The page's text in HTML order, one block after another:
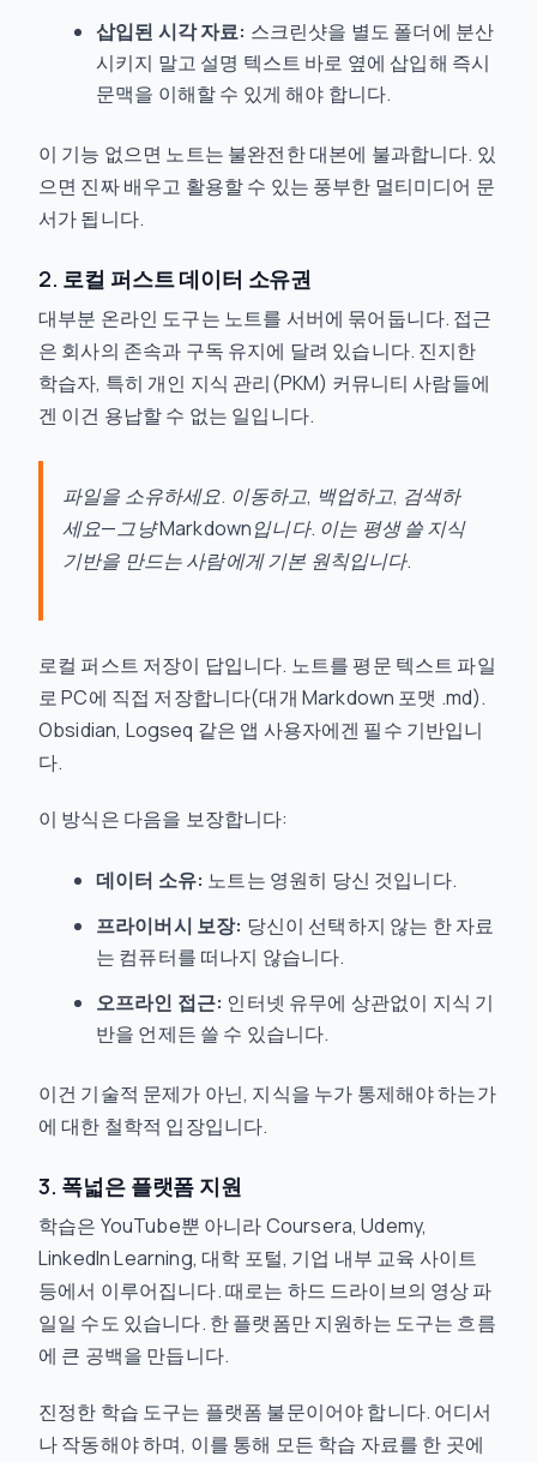
삽입된 시각 자료: 스크린샷을 별도 폴더에 분산
시키지 말고 설명 텍스트 바로 옆에 삽입해 즉시
문맥을 이해할 수 있게 해야 합니다.
이 기능 없으면 노트는 불완전한 대본에 불과합니다. 있
으면 진짜 배우고 활용할 수 있는 풍부한 멀티미디어 문
서가 됩니다.
2. 로컬 퍼스트 데이터 소유권
대부분 온라인 도구는 노트를 서버에 묶어둡니다. 접근
은 회사의 존속과 구독 유지에 달려 있습니다. 진지한
학습자, 특히 개인 지식 관리(PKM) 커뮤니티 사람들에
겐 이건 용납할 수 없는 일입니다.
파일을 소유하세요. 이동하고, 백업하고, 검색하
세요—그냥 Markdown입니다. 이는 평생 쓸 지식
기반을 만드는 사람에게 기본 원칙입니다.
로컬 퍼스트 저장이 답입니다. 노트를 평문 텍스트 파일
로 PC에 직접 저장합니다(대개 Markdown 포맷 .md).
Obsidian, Logseq 같은 앱 사용자에겐 필수 기반입니
다.
이 방식은 다음을 보장합니다:
데이터 소유: 노트는 영원히 당신 것입니다.
프라이버시 보장: 당신이 선택하지 않는 한 자료
는 컴퓨터를 떠나지 않습니다.
오프라인 접근: 인터넷 유무에 상관없이 지식 기
반을 언제든 쓸 수 있습니다.
이건 기술적 문제가 아닌, 지식을 누가 통제해야 하는가
에 대한 철학적 입장입니다.
3. 폭넓은 플랫폼 지원
학습은 YouTube뿐 아니라 Coursera, Udemy,
LinkedIn Learning, 대학 포털, 기업 내부 교육 사이트
등에서 이루어집니다. 때로는 하드 드라이브의 영상 파
일일 수도 있습니다. 한 플랫폼만 지원하는 도구는 흐름
에 큰 공백을 만듭니다.
진정한 학습 도구는 플랫폼 불문이어야 합니다. 어디서
나 작동해야 하며, 이를 통해 모든 학습 자료를 한 곳에